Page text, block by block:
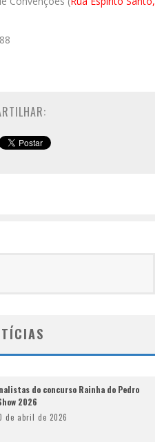
do concurso Rainha do Pedro
2026
de abril de 2026